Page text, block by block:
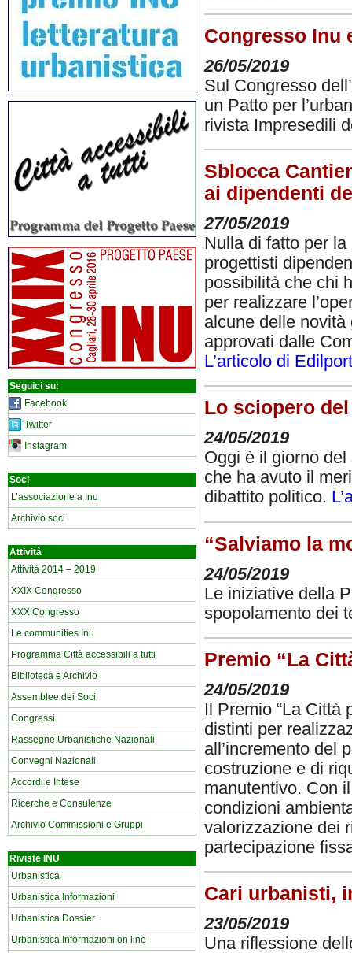
Seguici su:
Facebook
Twitter
Instagram
Soci
L’associazione a Inu
Archivio soci
Attività
Attività 2014 – 2019
XXIX Congresso
XXX Congresso
Le communities Inu
Programma Città accessibili a tutti
Biblioteca e Archivio
Assemblee dei Soci
Congressi
Rassegne Urbanistiche Nazionali
Convegni Nazionali
Accordi e Intese
Ricerche e Consulenze
Archivio Commissioni e Gruppi
Riviste INU
Urbanistica
Urbanistica Informazioni
Urbanistica Dossier
Urbanistica Informazioni on line
Congresso Inu
26/05/2019
Sul Congresso
un Patto per
rivista Impresedili
Sblocca
ai dipendenti
27/05/2019
Nulla di fatto per
progettisti
possibilità che chi
per realizzare
alcune delle
approvati dalle
L’articolo di
Lo sciopero
24/05/2019
Oggi è il giorno
che ha avuto il
dibattito politico.
“Salviamo la
24/05/2019
Le iniziative della
spopolamento dei
Premio “La
24/05/2019
Il Premio “La Città
distinti per
all’incremento del
costruzione e di
manutentivo. Con
condizioni
valorizzazione dei
partecipazione
Cari urbanisti,
23/05/2019
Una riflessione